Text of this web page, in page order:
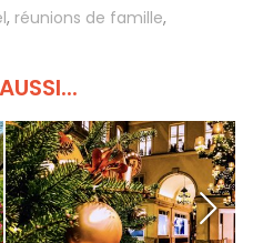
, réunions de famille,